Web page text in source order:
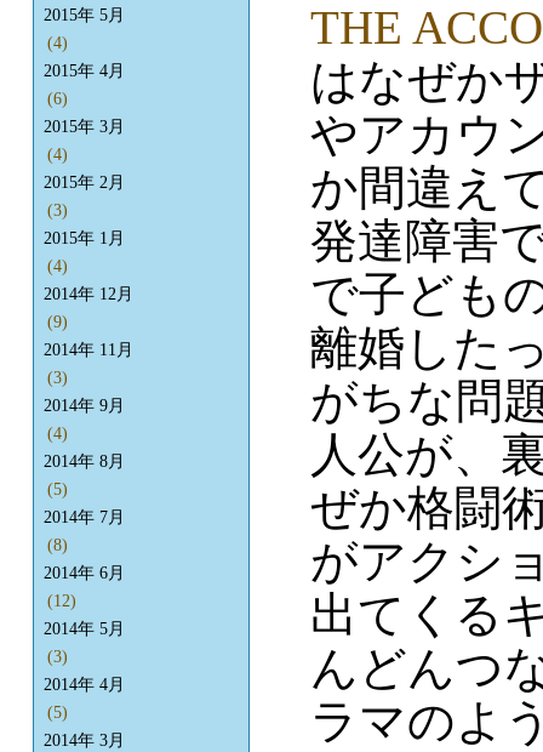
THE
はなぜか
やアカウ
か間違え
発達障害
で子ども
離婚した
がちな問
人公が、
ぜか格闘
がアクシ
出てくる
んどんつ
ラマのよ
2015年 5月
(4)
2015年 4月
(6)
2015年 3月
(4)
2015年 2月
(3)
2015年 1月
(4)
2014年 12月
(9)
2014年 11月
(3)
2014年 9月
(4)
2014年 8月
(5)
2014年 7月
(8)
2014年 6月
(12)
2014年 5月
(3)
2014年 4月
(5)
2014年 3月